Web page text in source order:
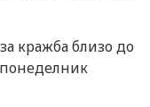
кражба близо до